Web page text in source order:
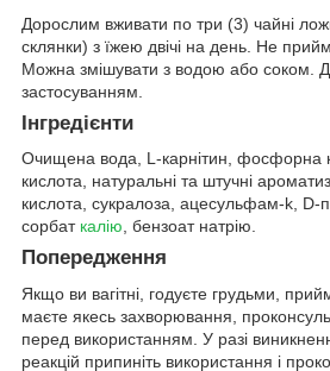
Дорослим вживати по три (3) чайні
склянки) з їжею двічі на день. Не
Можна змішувати з водою або соком.
застосуванням.
Інгредієнти
Очищена вода, L-карнітин, фосфорна
кислота, натуральні та штучні
кислота, сукралоза, ацесульфам-k, D-
сорбат калію, бензоат натрію.
Попередження
Якщо ви вагітні, годуєте грудьми,
маєте якесь захворювання,
перед використанням. У разі
реакцій припиніть використання і